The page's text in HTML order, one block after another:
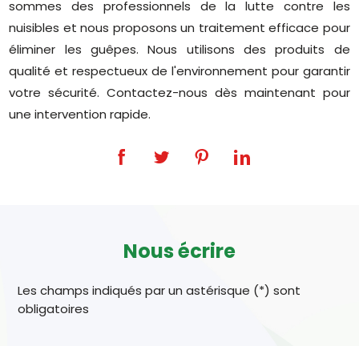
sommes des professionnels de la lutte contre les
nuisibles et nous proposons un traitement efficace pour
éliminer les guêpes. Nous utilisons des produits de
qualité et respectueux de l'environnement pour garantir
votre sécurité. Contactez-nous dès maintenant pour
une intervention rapide.
Nous écrire
Les champs indiqués par un astérisque (*) sont
obligatoires